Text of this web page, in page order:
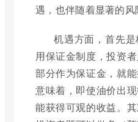
遇，也伴随着显著的风
机遇方面，首先
用保证金制度，投资
部分作为保证金，就
意味着，即使油价出
能获得可观的收益。